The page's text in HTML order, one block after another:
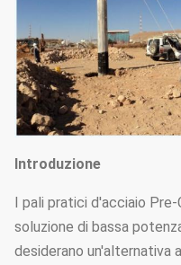
Introduzione
I pali pratici d'acciaio
soluzione di bassa
desiderano un'alternativa